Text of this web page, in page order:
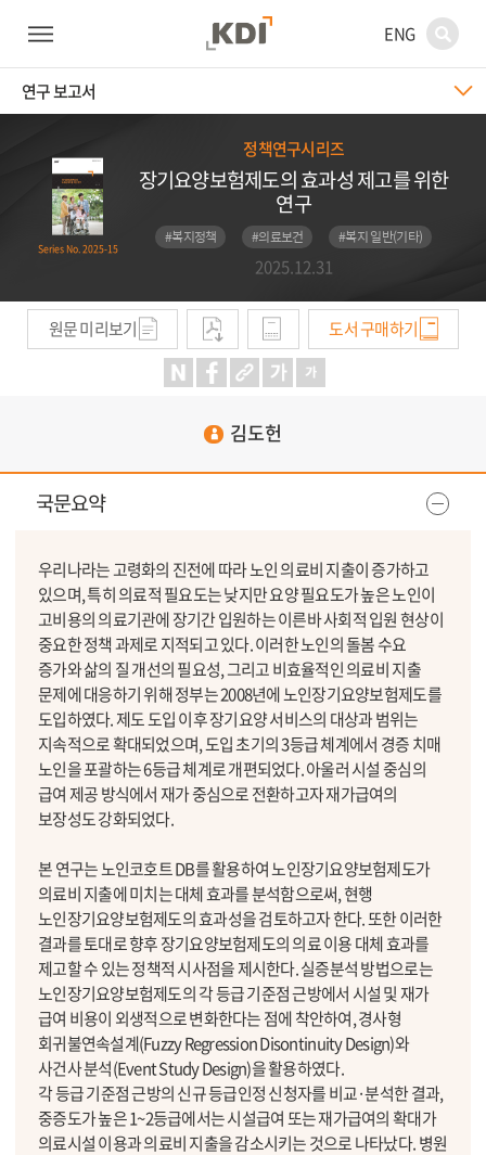
ENG
연구 보고서
Series No. 2025-15
정책연구시리즈
장기요양보험제도의 효과성 제고를 위한
연구
#복지정책 #의료보건 #복지 일반(기타)
2025.12.31
원문 미리보기 도서 구매하기
김도헌
국문요약
우리나라는 고령화의 진전에 따라 노인 의료비 지출이 증가하고
있으며, 특히 의료적 필요도는 낮지만 요양 필요도가 높은 노인이
고비용의 의료기관에 장기간 입원하는 이른바 사회적 입원 현상이
중요한 정책 과제로 지적되고 있다. 이러한 노인의 돌봄 수요
증가와 삶의 질 개선의 필요성, 그리고 비효율적인 의료비 지출
문제에 대응하기 위해 정부는 2008년에 노인장기요양보험제도를
도입하였다. 제도 도입 이후 장기요양 서비스의 대상과 범위는
지속적으로 확대되었으며, 도입 초기의 3등급 체계에서 경증 치매
노인을 포괄하는 6등급 체계로 개편되었다. 아울러 시설 중심의
급여 제공 방식에서 재가 중심으로 전환하고자 재가급여의
보장성도 강화되었다.
본 연구는 노인코호트 DB를 활용하여 노인장기요양보험제도가
의료비 지출에 미치는 대체 효과를 분석함으로써, 현행
노인장기요양보험제도의 효과성을 검토하고자 한다. 또한 이러한
결과를 토대로 향후 장기요양보험제도의 의료 이용 대체 효과를
제고할 수 있는 정책적 시사점을 제시한다. 실증분석 방법으로는
노인장기요양보험제도의 각 등급 기준점 근방에서 시설 및 재가
급여 비용이 외생적으로 변화한다는 점에 착안하여, 경사형
회귀불연속설계(Fuzzy Regression Disontinuity Design)와
사건사 분석(Event Study Design)을 활용하였다.
각 등급 기준점 근방의 신규 등급인정 신청자를 비교·분석한 결과,
중증도가 높은 1~2등급에서는 시설급여 또는 재가급여의 확대가
의료시설 이용과 의료비 지출을 감소시키는 것으로 나타났다. 병원